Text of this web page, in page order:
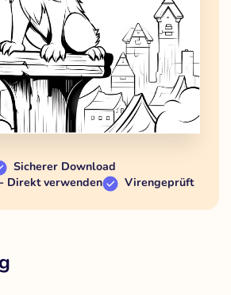
Sicherer Download
Direkt verwenden
Virengeprüft